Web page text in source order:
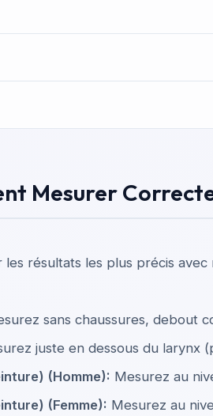
Mesurer
les résultats les plus précis
sans chaussures, debout
juste en dessous du larynx
(Homme): Mesurez au
(Femme): Mesurez au